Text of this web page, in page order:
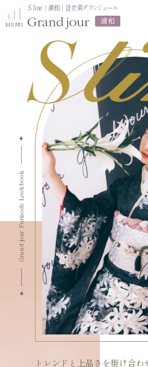
S line｜浦和｜貸衣装グランジュール
浦和
プラン紹介
振袖レンタルプラン
写真だけの成人式プラン
ママ振袖プラン
振袖展示会
ママ振袖相談会
衣裳カタログ
LOOKBOOK
高校3年生の方へ
Grand jour Furisode Lookbook
トレンドと上品さを掛け合わ